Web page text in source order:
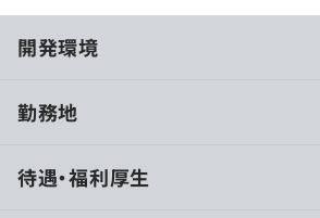
開発環境
・大手建設業(ゼネコン)の9割以上が導入
勤務地
待遇・福利厚生